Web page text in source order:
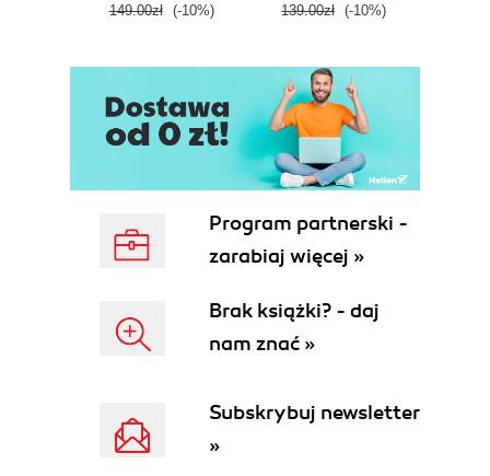
149.00zł (-10%) 139.00zł (-10%)
Program partnerski -
zarabiaj więcej »
Brak książki? - daj
nam znać »
Subskrybuj newsletter
»